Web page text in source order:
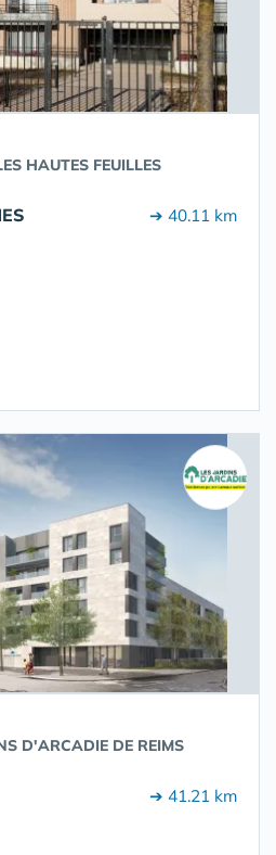
HAUTES FEUILLES
➔ 40.11 km
D'ARCADIE DE REIMS
➔ 41.21 km